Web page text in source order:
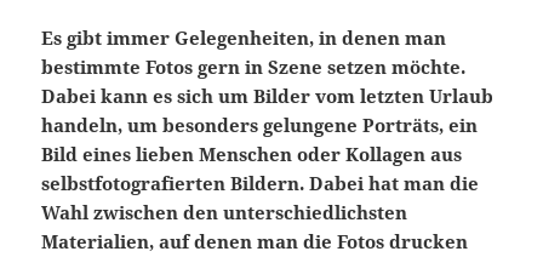
Es gibt immer Gelegenheiten, in denen man
bestimmte Fotos gern in Szene setzen möchte.
Dabei kann es sich um Bilder vom letzten Urlaub
handeln, um besonders gelungene Porträts, ein
Bild eines lieben Menschen oder Kollagen aus
selbstfotografierten Bildern. Dabei hat man die
Wahl zwischen den unterschiedlichsten
Materialien, auf denen man die Fotos drucken